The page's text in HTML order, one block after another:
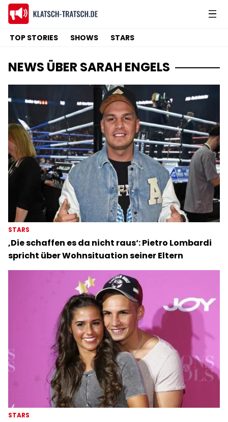
TOP STORIES SHOWS STARS
NEWS ÜBER SARAH ENGELS
STARS
‚Die schaffen es da nicht raus‘: Pietro Lombardi
spricht über Wohnsituation seiner Eltern
STARS